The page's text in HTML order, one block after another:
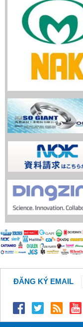
ĐĂNG KÝ EMAIL